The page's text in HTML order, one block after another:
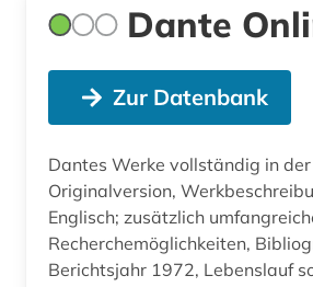
Dante
Zur Datenbank
Dantes Werke vollständig in der
Originalversion,
Englisch; zusätzlich
Recherchemöglichkeiten,
Berichtsjahr 1972, Lebenslauf